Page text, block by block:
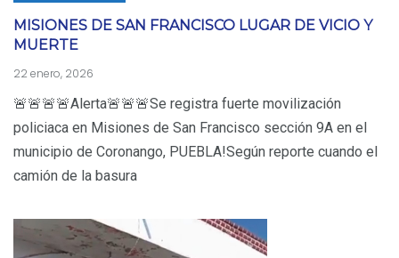
MISIONES DE SAN FRANCISCO LUGAR DE VICIO Y
MUERTE
22 enero, 2026
🚨🚨🚨🚨Alerta🚨🚨🚨Se registra fuerte movilización
policiaca en Misiones de San Francisco sección 9A en el
municipio de Coronango, PUEBLA!Según reporte cuando el
camión de la basura